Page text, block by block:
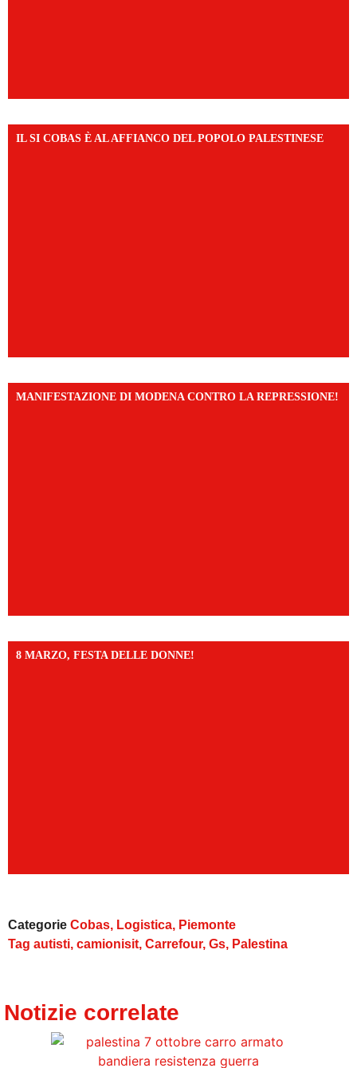
IL SI COBAS È AL AFFIANCO DEL POPOLO PALESTINESE
MANIFESTAZIONE DI MODENA CONTRO LA REPRESSIONE!
8 MARZO, FESTA DELLE DONNE!
Categorie Cobas, Logistica, Piemonte
Tag autisti, camionisit, Carrefour, Gs, Palestina
Notizie correlate